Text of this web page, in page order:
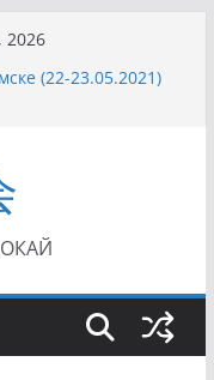
2026
(22-23.05.2021)
(2-5.09.2021)
в России по Кюдо,
области по Кюдо /